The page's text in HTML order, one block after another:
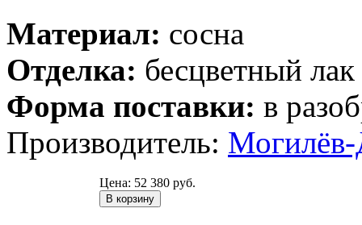
Материал: сосна
Отделка: бесцветный лак
Форма поставки: в
Производитель:
Цена: 52 380 руб.